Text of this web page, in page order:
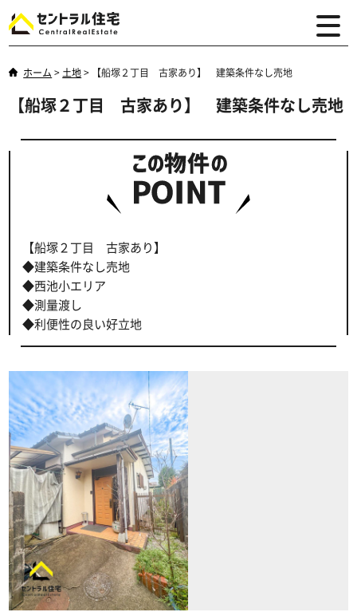
ホーム > 土地> 【船塚２丁目 古家あり】 建築条件なし売地
【船塚２丁目 古家あり】 建築条件なし売地
【船塚２丁目 古家あり】
◆建築条件なし売地
◆西池小エリア
◆測量渡し
◆利便性の良い好立地